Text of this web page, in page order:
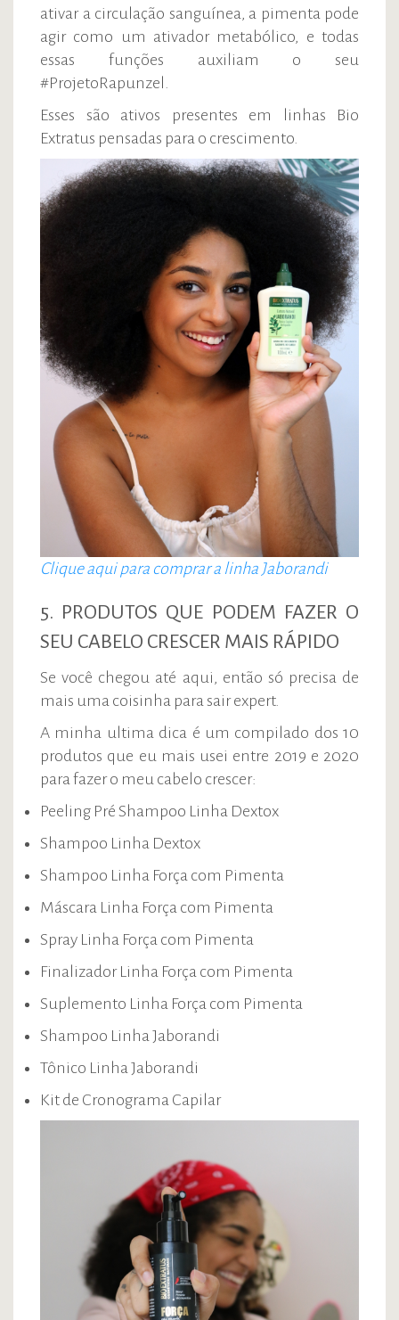
ativar a circulação sanguínea, a pimenta pode
agir como um ativador metabólico, e todas
essas funções auxiliam o seu
#ProjetoRapunzel.
Esses são ativos presentes em linhas Bio
Extratus pensadas para o crescimento.
Clique aqui para comprar a linha Jaborandi
5. PRODUTOS QUE PODEM FAZER O
SEU CABELO CRESCER MAIS RÁPIDO
Se você chegou até aqui, então só precisa de
mais uma coisinha para sair expert.
A minha ultima dica é um compilado dos 10
produtos que eu mais usei entre 2019 e 2020
para fazer o meu cabelo crescer:
Peeling Pré Shampoo Linha Dextox
Shampoo Linha Dextox
Shampoo Linha Força com Pimenta
Máscara Linha Força com Pimenta
Spray Linha Força com Pimenta
Finalizador Linha Força com Pimenta
Suplemento Linha Força com Pimenta
Shampoo Linha Jaborandi
Tônico Linha Jaborandi
Kit de Cronograma Capilar